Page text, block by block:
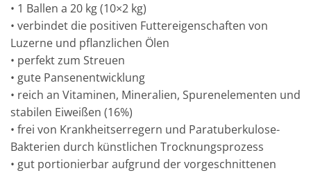
• 1 Ballen a 20 kg (10×2 kg)
• verbindet die positiven Futtereigenschaften von
Luzerne und pflanzlichen Ölen
• perfekt zum Streuen
• gute Pansenentwicklung
• reich an Vitaminen, Mineralien, Spurenelementen und
stabilen Eiweißen (16%)
• frei von Krankheitserregern und Paratuberkulose-
Bakterien durch künstlichen Trocknungsprozess
• gut portionierbar aufgrund der vorgeschnittenen